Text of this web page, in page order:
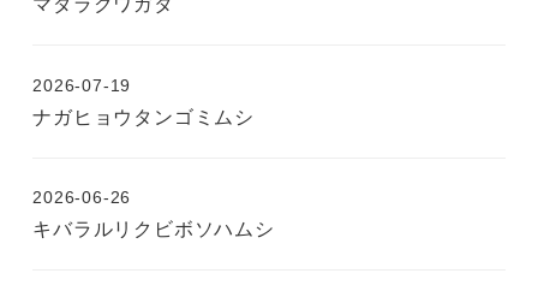
マダラクワガタ
ナガヒョウタンゴミムシ
2026-07-19
キバラルリクビボソハムシ
2026-06-26